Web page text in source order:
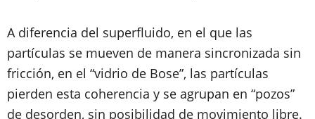
A diferencia del superfluido, en el que las
partículas se mueven de manera sincronizada sin
fricción, en el “vidrio de Bose”, las partículas
pierden esta coherencia y se agrupan en “pozos”
de desorden, sin posibilidad de movimiento libre.